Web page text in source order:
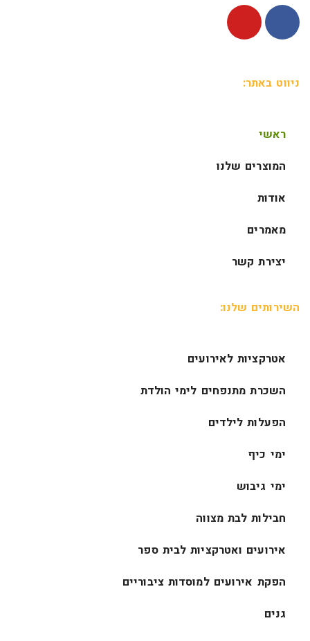
ניווט באתר:
ראשי
המוצרים שלנו
אודות
מאמרים
יצירת קשר
השירותים שלנו:
אטרקציות לאירועים
השכרת מתנפחים לימי הולדת
הפעלות לילדים
ימי כיף
ימי גיבוש
חבילות לבת מצווה
אירועים ואטרקציות לבית ספר
הפקת אירועים למוסדות ציבוריים
גנים